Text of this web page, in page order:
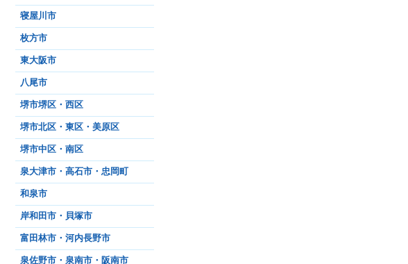
寝屋川市
枚方市
東大阪市
八尾市
堺市堺区・西区
堺市北区・東区・美原区
堺市中区・南区
泉大津市・高石市・忠岡町
和泉市
岸和田市・貝塚市
富田林市・河内長野市
泉佐野市・泉南市・阪南市